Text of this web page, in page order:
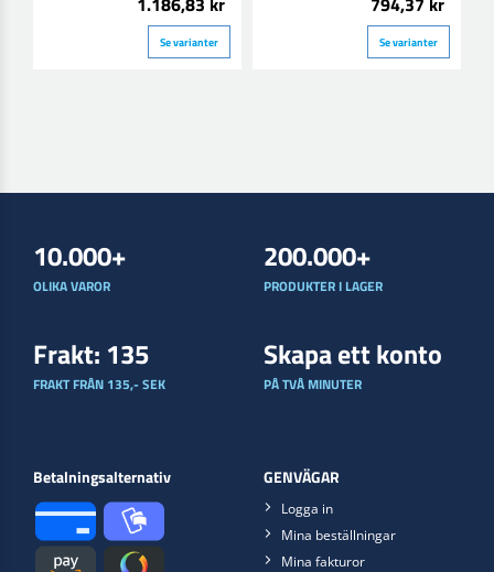
Se varianter Se varianter
10.000+
OLIKA VAROR
200.000+
PRODUKTER I LAGER
Frakt: 135
FRAKT FRÅN 135,- SEK
Skapa ett konto
PÅ TVÅ MINUTER
Betalningsalternativ GENVÄGAR
Logga in
Mina beställningar
Mina fakturor